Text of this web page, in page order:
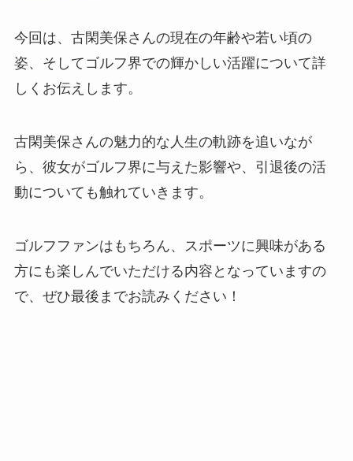
今回は、古閑美保さんの現在の年齢や若い頃の
姿、そしてゴルフ界での輝かしい活躍について詳
しくお伝えします。
古閑美保さんの魅力的な人生の軌跡を追いなが
ら、彼女がゴルフ界に与えた影響や、引退後の活
動についても触れていきます。
ゴルフファンはもちろん、スポーツに興味がある
方にも楽しんでいただける内容となっていますの
で、ぜひ最後までお読みください！